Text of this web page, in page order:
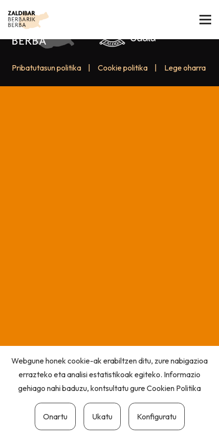
Pribatutasun politika Cookie politika Lege oharra
Webgune honek cookie-ak erabiltzen ditu, zure nabigazioa
errazteko eta analisi estatistikoak egiteko. Informazio
gehiago nahi baduzu, kontsultatu gureCookien Politika
Onartu Ukatu Konfiguratu